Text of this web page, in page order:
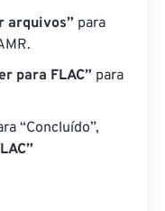
arquivos” para
para FLAC” para
“Concluído”,